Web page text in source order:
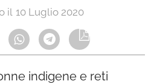
10 Luglio 2020
indigene e reti